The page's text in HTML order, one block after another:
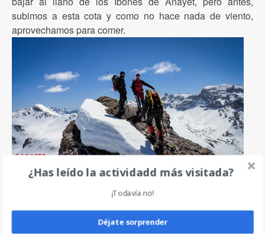
subimos a esta cota y como no hace nada de viento,
aprovechamos para comer.
veía bastante empinado, pero se deja bajar muy bien.
Una vez en el llano y antes de bajar a los coches, nos
acercaremos al Espelunciecha, no son muchos metros
¿Has leído la actividadd más visitada?
¡Todavía no!
Déjate sorprender